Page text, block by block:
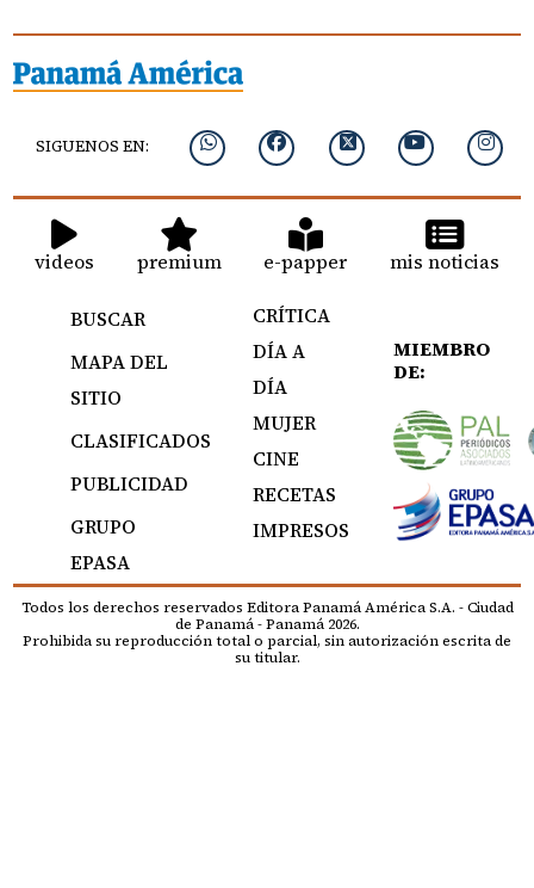
SIGUENOS EN:
videos premium e-papper mis noticias
BUSCAR
MAPA DEL
SITIO
CLASIFICADOS
PUBLICIDAD
GRUPO
EPASA
CRÍTICA
DÍA A
DÍA
MUJER
CINE
RECETAS
IMPRESOS
MIEMBRO
DE:
Todos los derechos reservados Editora Panamá América S.A. - Ciudad
de Panamá - Panamá 2026.
Prohibida su reproducción total o parcial, sin autorización escrita de
su titular.